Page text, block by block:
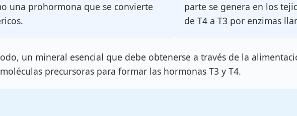
una prohormona que se convierte
parte se genera en los
de T4 a T3 por enzimas
un mineral esencial que debe obtenerse a través de la
precursoras para formar las hormonas T3 y T4.